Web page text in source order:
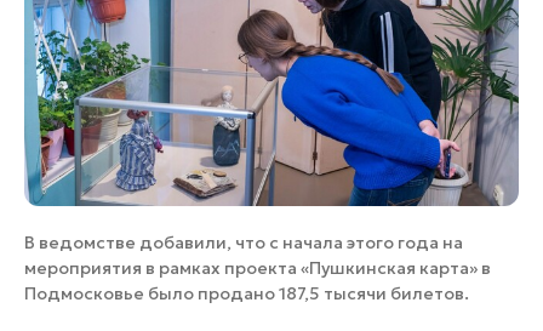
В ведомстве добавили, что с начала этого года на
мероприятия в рамках проекта «Пушкинская карта» в
Подмосковье было продано 187,5 тысячи билетов.